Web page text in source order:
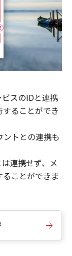
スのIDと連携
ることができ
ントとの連携も
連携せず、メ
ことができま